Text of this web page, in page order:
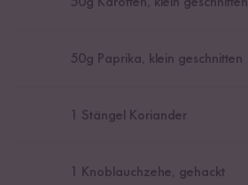
50g Paprika, klein geschnitten
Stängel Koriander
Knoblauchzehe, gehackt